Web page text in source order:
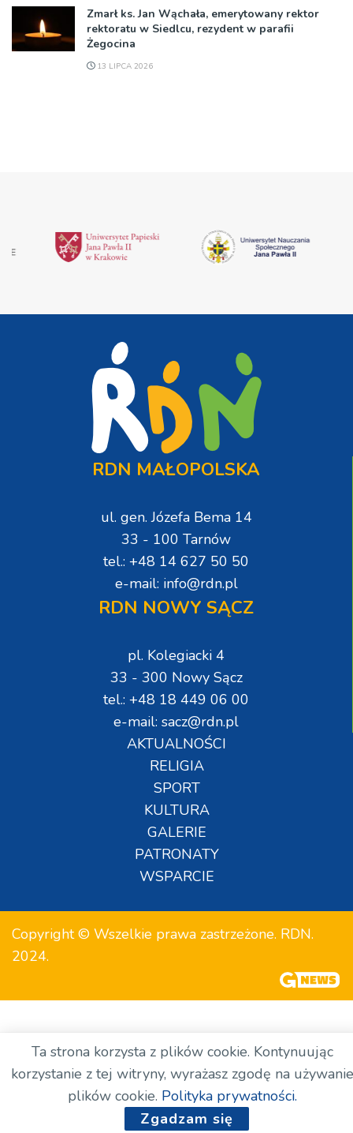
Zmarł ks. Jan Wąchała, emerytowany rektor
rektoratu w Siedlcu, rezydent w parafii
Żegocina
13 LIPCA 2026
RDN MAŁOPOLSKA
ul. gen. Józefa Bema 14
33 - 100 Tarnów
tel.: +48 14 627 50 50
e-mail: info@rdn.pl
RDN NOWY SĄCZ
pl. Kolegiacki 4
33 - 300 Nowy Sącz
tel.: +48 18 449 06 00
e-mail: sacz@rdn.pl
AKTUALNOŚCI
RELIGIA
SPORT
KULTURA
GALERIE
PATRONATY
WSPARCIE
Copyright © Wszelkie prawa zastrzeżone. RDN.
2024.
Ta strona korzysta z plików cookie. Kontynuując
korzystanie z tej witryny, wyrażasz zgodę na używanie
plików cookie. Polityka prywatności.
Zgadzam się